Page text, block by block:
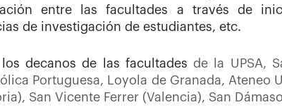
entre las facultades a través de
de investigación de estudiantes, etc.
decanos de las facultadesde la UPSA,
Portuguesa, Loyola de Granada, Ateneo
San Vicente Ferrer (Valencia), San